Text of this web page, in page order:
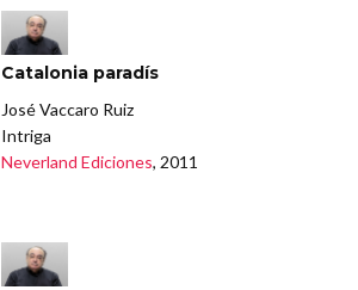
Catalonia paradís
José Vaccaro Ruiz
Intriga
Neverland Ediciones, 2011